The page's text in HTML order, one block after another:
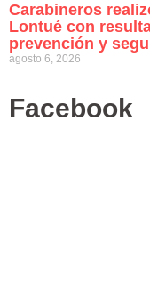
Carabineros
Lontué con
prevención y
agosto 6, 2026
Facebook